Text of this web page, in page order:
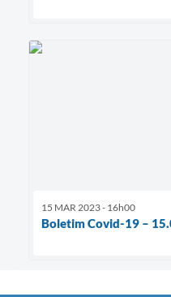
15 MAR 2023 - 16h00
Boletim Covid-19 –